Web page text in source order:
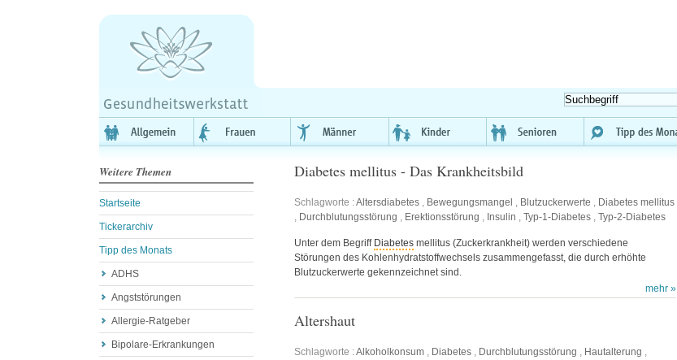
Weitere Themen
Startseite
Tickerarchiv
Tipp des Monats
ADHS
Angststörungen
Allergie-Ratgeber
Bipolare-Erkrankungen
Diabetes mellitus - Das Krankheitsbild
Schlagworte :Altersdiabetes , Bewegungsmangel , Blutzuckerwerte , Diabetes mellitus
, Durchblutungsstörung , Erektionsstörung , Insulin , Typ-1-Diabetes , Typ-2-Diabetes
Unter dem Begriff Diabetes mellitus (Zuckerkrankheit) werden verschiedene
Störungen des Kohlenhydratstoffwechsels zusammengefasst, die durch erhöhte
Blutzuckerwerte gekennzeichnet sind.
mehr »
Altershaut
Schlagworte :Alkoholkonsum , Diabetes , Durchblutungsstörung , Hautalterung ,